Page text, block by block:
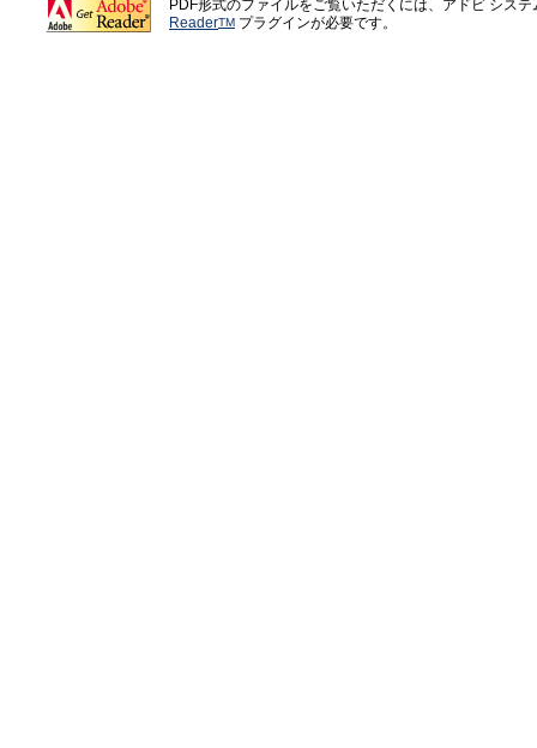
PDF形式のファイルをご覧いただくには、アドビ シス
ReaderTM プラグインが必要です。